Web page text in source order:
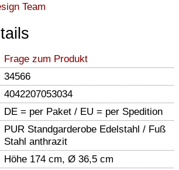
Team
Frage zum Produkt
34566
4042207053034
DE = per Paket / EU = per Spedition
PUR Standgarderobe Edelstahl / Fuß
Stahl anthrazit
Höhe 174 cm, Ø 36,5 cm